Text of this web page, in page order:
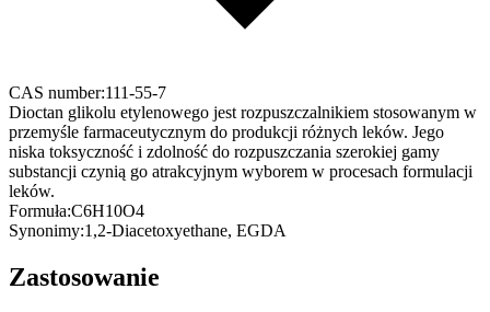
CAS number:111-55-7
Dioctan glikolu etylenowego jest rozpuszczalnikiem stosowanym w
przemyśle farmaceutycznym do produkcji różnych leków. Jego
niska toksyczność i zdolność do rozpuszczania szerokiej gamy
substancji czynią go atrakcyjnym wyborem w procesach formulacji
leków.
Formuła:C6H10O4
Synonimy:1,2-Diacetoxyethane, EGDA
Zastosowanie